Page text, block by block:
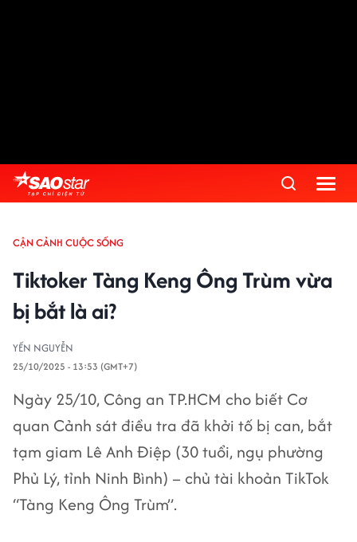
CẬN CẢNH CUỘC SỐNG
Tiktoker Tàng Keng Ông Trùm vừa
bị bắt là ai?
YẾN NGUYỄN
25/10/2025 - 13:53 (GMT+7)
Ngày 25/10, Công an TP.HCM cho biết Cơ
quan Cảnh sát điều tra đã khởi tố bị can, bắt
tạm giam Lê Anh Điệp (30 tuổi, ngụ phường
Phủ Lý, tỉnh Ninh Bình) – chủ tài khoản TikTok
“Tàng Keng Ông Trùm”.